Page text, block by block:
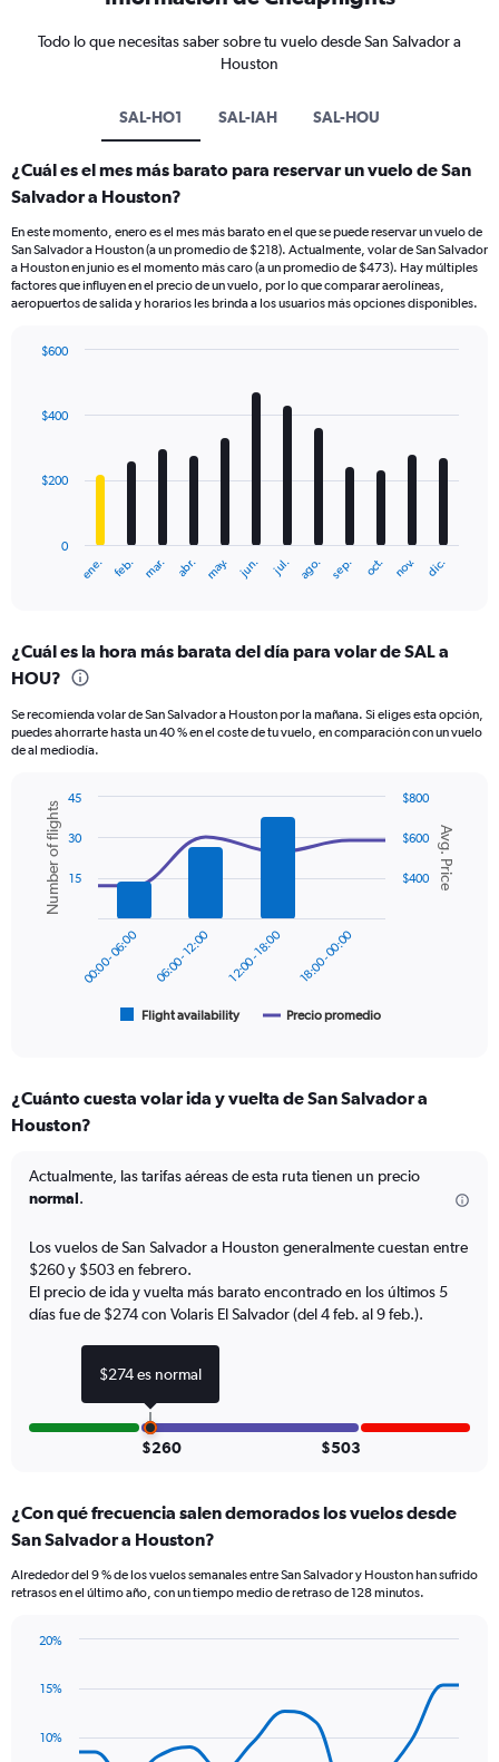
Todo lo que necesitas saber sobre tu vuelo desde San Salvador a
Houston
SAL-HO1 SAL-IAH SAL-HOU
¿Cuál es el mes más barato para reservar un vuelo de San
Salvador a Houston?
En este momento, enero es el mes más barato en el que se puede reservar un vuelo de
San Salvador a Houston (a un promedio de $218). Actualmente, volar de San Salvador
a Houston en junio es el momento más caro (a un promedio de $473). Hay múltiples
factores que influyen en el precio de un vuelo, por lo que comparar aerolíneas,
aeropuertos de salida y horarios les brinda a los usuarios más opciones disponibles.
with
12
The
Range:
12
The
chart
axis
displaying
values.
Range:
ene. feb. mar. abr. may. jun. jul. ago. sep. oct. nov. dic.
0
$200
$400
$600
¿Cuál es la hora más barata del día para volar de SAL a
HOU?
Se recomienda volar de San Salvador a Houston por la mañana. Si eliges esta opción,
puedes ahorrarte hasta un 40 % en el coste de tu vuelo, en comparación con un vuelo
de al mediodía.
Combination
chart
with
data
series.
categories.
Range:
The
chart
2
Y
axes
displaying
Number
of
Chart
graphic.
Avg. Price
Number of flights
Flight availability Precio promedio
00:00 - 06:00 06:00 - 12:00 12:00 - 18:00 18:00 - 00:00
$400
$600
$800
15
30
45
¿Cuánto cuesta volar ida y vuelta de San Salvador a
Houston?
Actualmente, las tarifas aéreas de esta ruta tienen un precio
normal.
Los vuelos de San Salvador a Houston generalmente cuestan entre
$260 y $503 en febrero.
El precio de ida y vuelta más barato encontrado en los últimos 5
días fue de $274 con Volaris El Salvador (del 4 feb. al 9 feb.).
$260 $503
¿Con qué frecuencia salen demorados los vuelos desde
San Salvador a Houston?
Alrededor del 9 % de los vuelos semanales entre San Salvador y Houston han sufrido
retrasos en el último año, con un tiempo medio de retraso de 128 minutos.
with
data
10%
15%
20%
$274 es normal